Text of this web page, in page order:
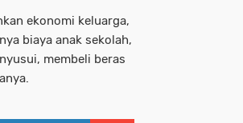
ekonomi keluarga,
biaya anak sekolah,
membeli beras